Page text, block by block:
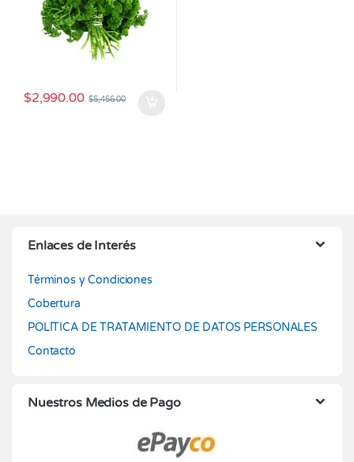
$2,990.00 $5,456.00
Enlaces de Interés
Términos y Condiciones
Cobertura
POLÍTICA DE TRATAMIENTO DE DATOS PERSONALES
Contacto
Nuestros Medios de Pago